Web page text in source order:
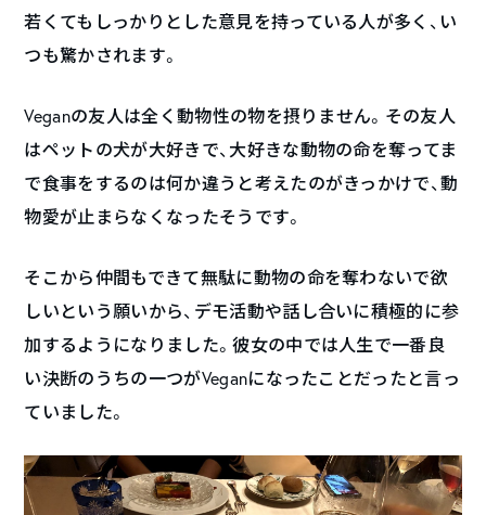
若くてもしっかりとした意見を持っている人が多く、い
つも驚かされます。
Veganの友人は全く動物性の物を摂りません。その友人
はペットの犬が大好きで、大好きな動物の命を奪ってま
で食事をするのは何か違うと考えたのがきっかけで、動
物愛が止まらなくなったそうです。
そこから仲間もできて無駄に動物の命を奪わないで欲
しいという願いから、デモ活動や話し合いに積極的に参
加するようになりました。彼女の中では人生で一番良
い決断のうちの一つがVeganになったことだったと言っ
ていました。